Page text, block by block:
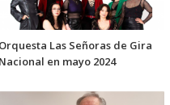
Orquesta Las Señoras de Gira
Nacional en mayo 2024